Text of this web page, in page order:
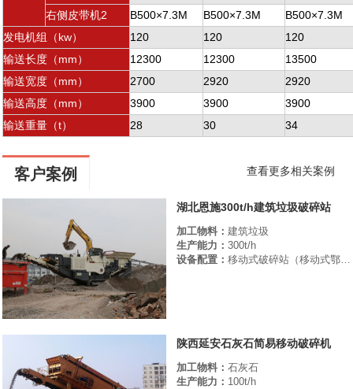
右侧皮带机2
B500×7.3M B500×7.3M
B500×7.3M
发电机组（kw）
120 120
120
输送长度（mm）
12300 12300
13500
输送宽度（mm）
2700 2920
2920
输送高度（mm）
3900 3900
3900
输送重量（t）
28 30 34
客户案例 查看更多相关案例
湖北恩施300t/h建筑垃圾破碎站
加工物料： 建筑垃圾
生产能力： 300t/h
设备配置： 移动式破碎站（移动式鄂破、移动式圆锥破、移动式振动筛）
陕西延安石灰石简易移动破碎机
加工物料： 石灰石
生产能力： 100t/h